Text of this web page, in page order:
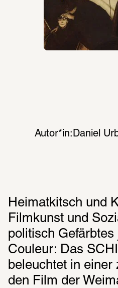
Autor*in: Daniel
Heimatkitsch und
Filmkunst und
politisch Gefärbtes
Couleur: Das
beleuchtet in
den Film der